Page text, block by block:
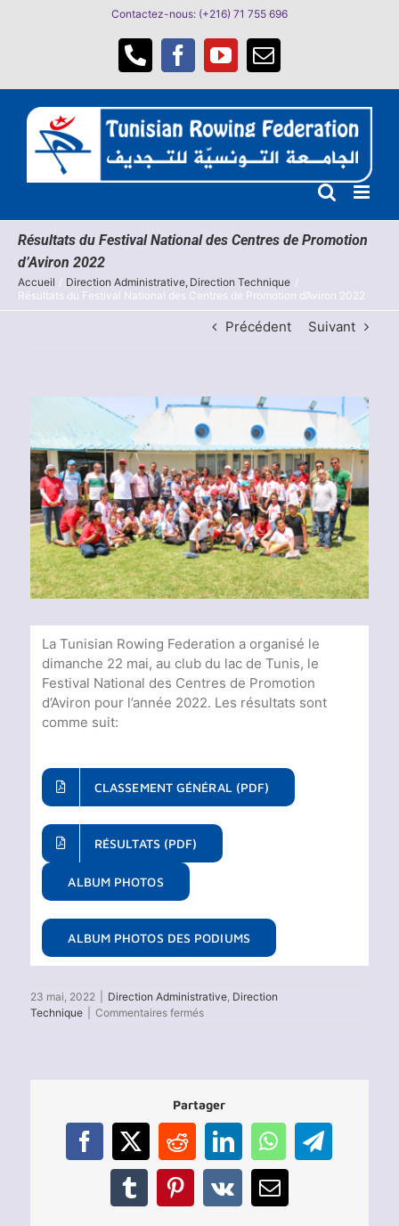
Contactez-nous: (+216) 71 755 696
Téléphone
Facebook
YouTube
Email
Résultats du Festival National des Centres de Promotion
d’Aviron 2022
Accueil Direction Administrative Direction Technique
Résultats du Festival National des Centres de Promotion d’Aviron 2022
Précédent Suivant
l'image
agrandie
La Tunisian Rowing Federation a organisé le
dimanche 22 mai, au club du lac de Tunis, le
Festival National des Centres de Promotion
d’Aviron pour l’année 2022. Les résultats sont
comme suit:
CLASSEMENT GÉNÉRAL (PDF)
RÉSULTATS (PDF)
ALBUM PHOTOS
ALBUM PHOTOS DES PODIUMS
23 mai, 2022 Direction Administrative, Direction
Technique
Commentaires ferméssur
Centres
de
Promotion
d’Aviron
2022
Partager
Facebook
X RedditLinkedInWhatsAppTelegram
TumblrPinterest
Vk Email